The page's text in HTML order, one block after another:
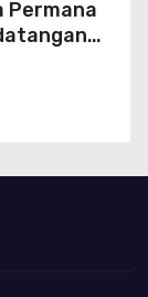
Permana